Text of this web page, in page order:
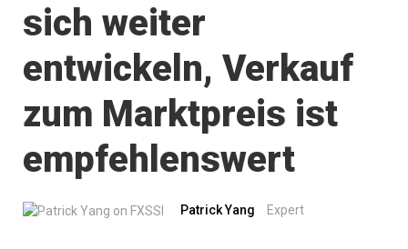
sich weiter
entwickeln, Verkauf
zum Marktpreis ist
empfehlenswert
Patrick Yang Expert